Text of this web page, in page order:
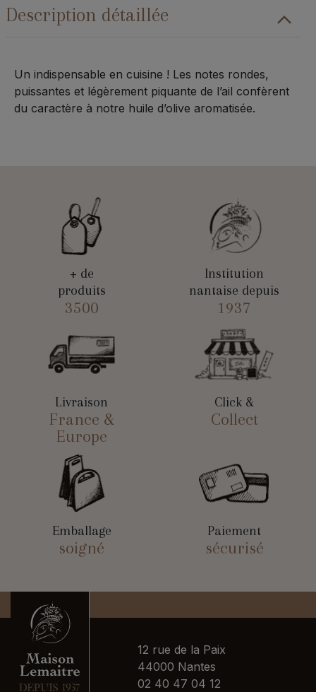
de
250ml
Description détaillée
Un indispensable en cuisine ! Les notes rondes,
puissantes et légèrement piquante de l’ail confèrent
du caractère à notre huile d’olive aromatisée.
+ de
produits
3500
Institution
nantaise depuis
1937
Livraison
France &
Europe
Click &
Collect
Emballage
soigné
Paiement
sécurisé
12 rue de la Paix
44000 Nantes
02 40 47 04 12